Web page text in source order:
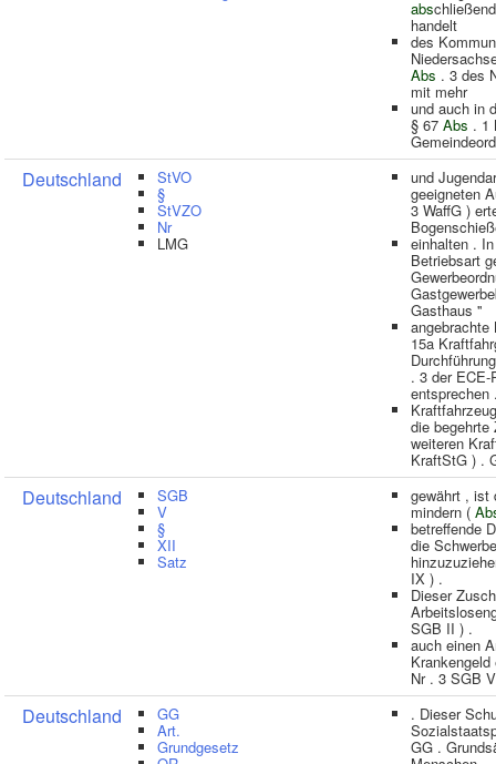
abs
handelt
des
Abs . 3 des
mit mehr
und auch in
§ 67 Abs . 1
Deutschland StVO
§
StVZO
Nr
LMG
und
geeigneten
3 WaffG )
einhalten .
Betriebsart
Gasthaus ''
15a
. 3 der ECE-
entsprechen
die begehrte
weiteren
KraftStG ) .
Deutschland SGB
V
§
XII
Satz
gewährt , ist
mindern (
betreffende
die
IX ) .
Dieser
SGB II ) .
auch einen
Nr . 3 SGB
Deutschland GG
Art.
Grundgesetz
. Dieser
GG .